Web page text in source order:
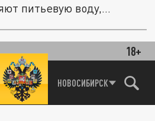
18+
НОВОСИБИРСК
питьевую воду,...